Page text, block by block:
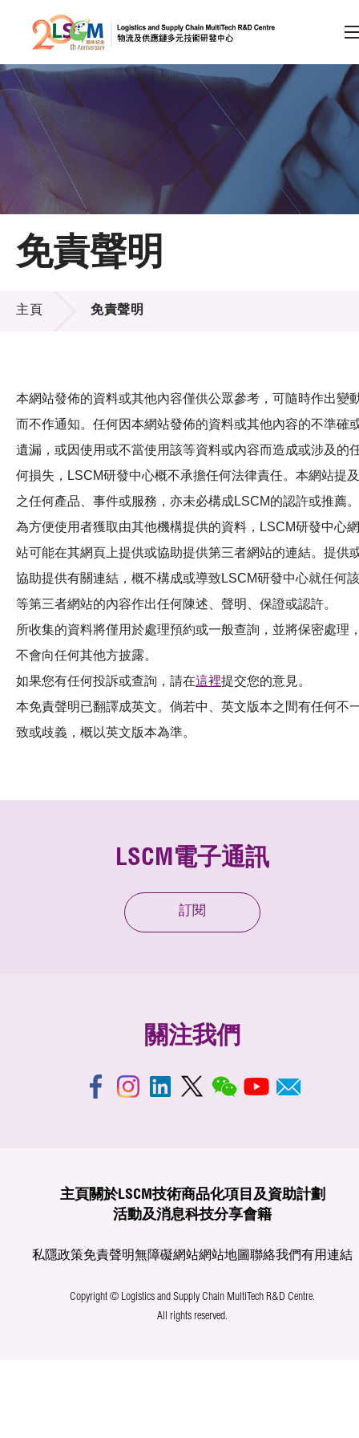
跳到內容（按回車鍵）
會員登入
A A EN 繁 简
主頁
關於LSCM
技術商品化
科技分享
會籍
免責聲明
免責聲明
主頁 免責聲明
本網站發佈的資料或其他內容僅供公眾參考，可隨時作出變
而不作通知。任何因本網站發佈的資料或其他內容的不準確
遺漏，或因使用或不當使用該等資料或內容而造成或涉及的
何損失，LSCM研發中心概不承擔任何法律責任。本網站提及
之任何產品、事件或服務，亦未必構成LSCM的認許或推薦。
為方便使用者獲取由其他機構提供的資料，LSCM研發中心網
站可能在其網頁上提供或協助提供第三者網站的連結。提供
協助提供有關連結，概不構成或導致LSCM研發中心就任何該
等第三者網站的內容作出任何陳述、聲明、保證或認許。
所收集的資料將僅用於處理預約或一般查詢，並將保密處理
不會向任何其他方披露。
如果您有任何投訴或查詢，請在這裡提交您的意見。
本免責聲明已翻譯成英文。倘若中、英文版本之間有任何不
致或歧義，概以英文版本為準。
LSCM電子通訊
訂閱
關注我們
主頁 關於LSCM技術商品化項目及資助計劃
活動及消息科技分享會籍
私隱政策免責聲明無障礙網站網站地圖聯絡我們有用連結
Copyright © Logistics and Supply Chain MultiTech R&D Centre.
All rights reserved.